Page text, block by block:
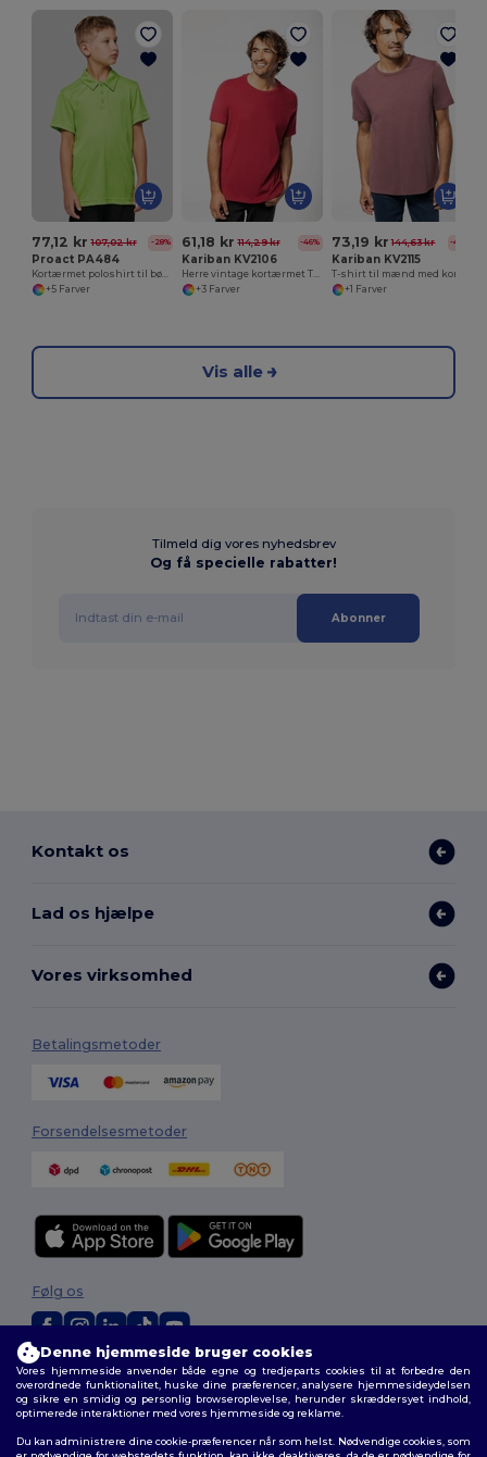
77,12 kr 107,02 kr -28%
Proact PA484
+5 Farver
61,18 kr 114,29 kr -46%
Kariban KV2106
+3 Farver
73,19 kr 144,63 kr -49%
Kariban KV2115
+1 Farver
Vis alle
Tilmeld dig vores nyhedsbrev
Og få specielle rabatter!
Abonner
Kontakt os
Lad os hjælpe
Vores virksomhed
Betalingsmetoder
Forsendelsesmetoder
2026. Alle rettigheder forbeholdes
Vilkår og Betingelser|Tilpasset politik|Fortrolighedspolitik|Politik for
cookies|Sitemap
Følg os
Denne hjemmeside bruger cookies
Vores hjemmeside anvender både egne og tredjeparts cookies til at forbedre den
overordnede funktionalitet, huske dine præferencer, analysere hjemmesideydelsen
og sikre en smidig og personlig browseroplevelse, herunder skræddersyet indhold,
optimerede interaktioner med vores hjemmeside og reklame.
Du kan administrere dine cookie-præferencer når som helst. Nødvendige cookies, som